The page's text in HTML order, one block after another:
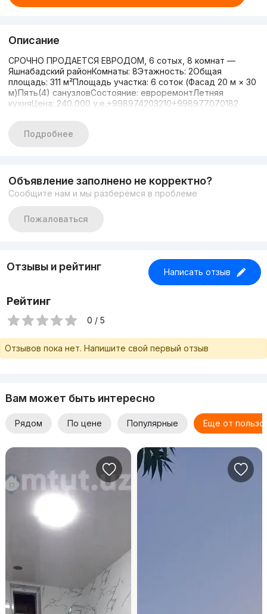
Описание
СРОЧНО ПРОДАЕТСЯ ЕВРОДОМ, 6 сотых, 8 комнат —
Яшнабадский районКомнаты: 8Этажность: 2Общая
площадь: 311 м²Площадь участка: 6 соток (Фасад 20 м × 30
м)Пять(4) санузловСостояние: евроремонтЛетняя
кухняЦена: 240 000 у.е.+998974203210+998977070182
Подробнее
Объявление заполнено не корректно?
Сообщите нам и мы разберёмся в проблеме
Пожаловаться
Отзывы и рейтинг Написать отзыв
Рейтинг
0 / 5
Отзывов пока нет. Напишите свой первый отзыв
Вам может быть интересно
Рядом По цене Популярные Еще от